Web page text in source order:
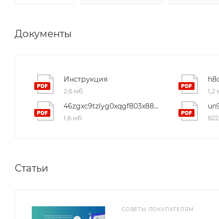
Документы
Инструкция
2,6 мб 1,2
46zgxc9tzlyg0xqgf803x88w3api1rhp
1,6 мб
Статьи
СОВЕТЫ ПОКУПАТЕЛЯМ